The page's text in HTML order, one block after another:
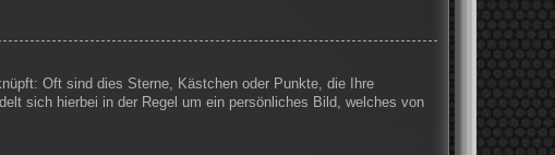
Oft sind dies Sterne, Kästchen oder Punkte, die Ihre
sich hierbei in der Regel um ein persönliches Bild, welches von